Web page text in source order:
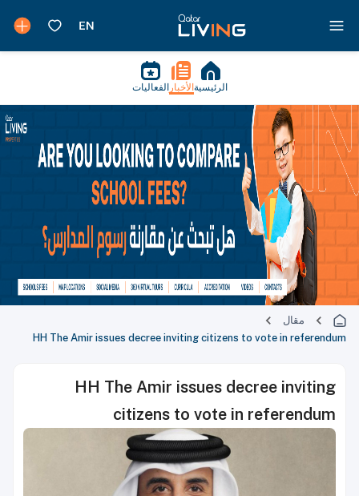
الرئيسية الأخبار الفعاليات
مقال
HH The Amir issues decree inviting citizens to vote in referendum
HH The Amir issues decree inviting
citizens to vote in referendum